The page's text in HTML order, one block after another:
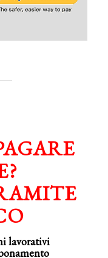
lavorativi